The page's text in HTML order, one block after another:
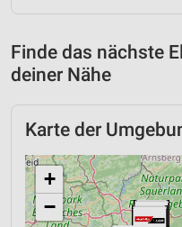
Finde das nächste
deiner Nähe
Karte der
+
−